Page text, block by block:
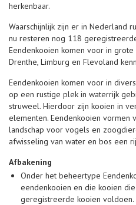
herkenbaar.
Waarschijnlijk zijn er in Nederland
nu resteren nog 118
Eendenkooien komen voor in
Drenthe, Limburg en Flevoland
Eendenkooien komen voor in
op een rustige plek in waterrijk
struweel. Hierdoor zijn kooien in
elementen. Eendenkooien vormen
landschap voor vogels en
afwisseling van water en bos een
Afbakening
Onder het beheertype
eendenkooien en die kooien
geregistreerde kooien voldoen.